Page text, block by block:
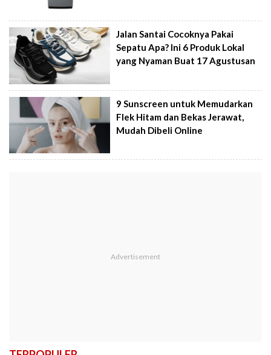
Jalan Santai Cocoknya Pakai
Sepatu Apa? Ini 6 Produk Lokal
yang Nyaman Buat 17 Agustusan
9 Sunscreen untuk Memudarkan
Flek Hitam dan Bekas Jerawat,
Mudah Dibeli Online